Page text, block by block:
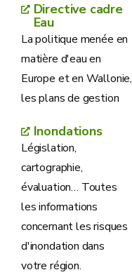
Directive cadre
Eau
La politique menée en
matière d'eau en
Europe et en Wallonie,
les plans de gestion
Inondations
Législation,
cartographie,
évaluation… Toutes
les informations
concernant les risques
d'inondation dans
votre région.